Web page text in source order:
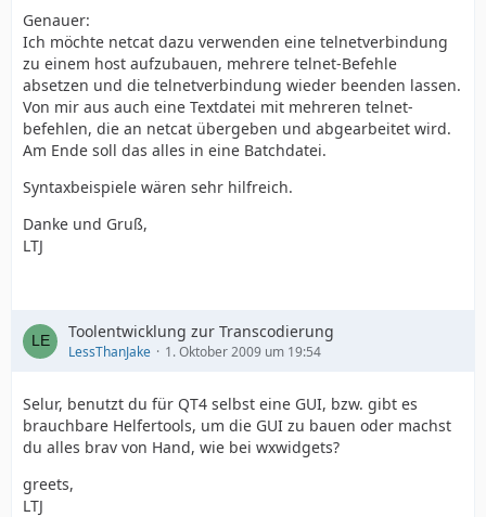
Genauer:
Ich möchte netcat dazu verwenden eine telnetverbindung
zu einem host aufzubauen, mehrere telnet-Befehle
absetzen und die telnetverbindung wieder beenden lassen.
Von mir aus auch eine Textdatei mit mehreren telnet-
befehlen, die an netcat übergeben und abgearbeitet wird.
Am Ende soll das alles in eine Batchdatei.
Syntaxbeispiele wären sehr hilfreich.
Danke und Gruß,
LTJ
Toolentwicklung zur Transcodierung
LessThanJake 1. Oktober 2009 um 19:54
Selur, benutzt du für QT4 selbst eine GUI, bzw. gibt es
brauchbare Helfertools, um die GUI zu bauen oder machst
du alles brav von Hand, wie bei wxwidgets?
greets,
LTJ